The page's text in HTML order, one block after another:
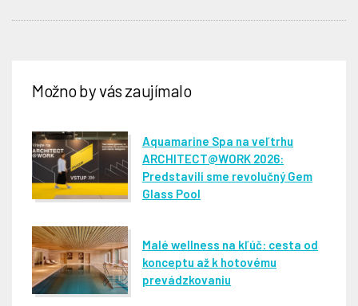
Možno by vás zaujímalo
Aquamarine Spa na veľtrhu
ARCHITECT@WORK 2026:
Predstavili sme revolučný Gem
Glass Pool
Malé wellness na kľúč: cesta od
konceptu až k hotovému
prevádzkovaniu